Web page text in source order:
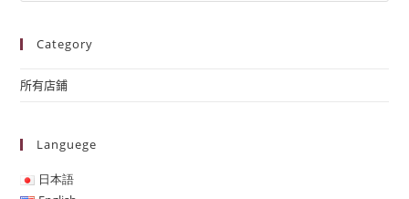
Category
所有店鋪
Languege
日本語